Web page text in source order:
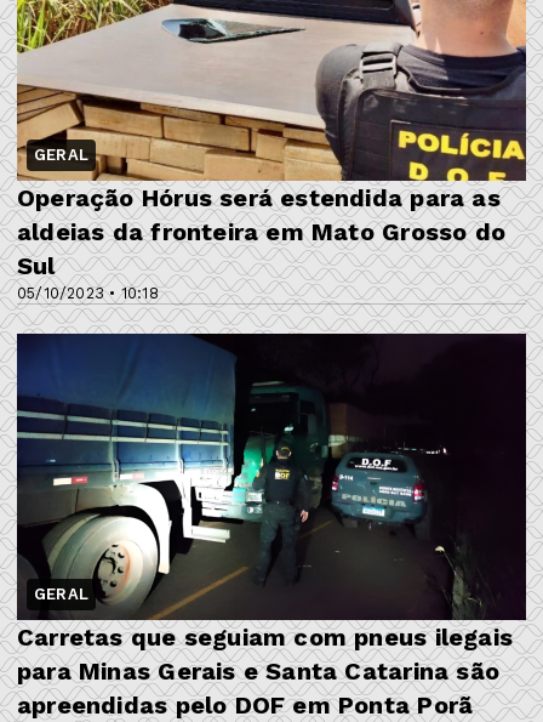
GERAL
05/10/2023 • 10:18
Operação Hórus será estendida para as
aldeias da fronteira em Mato Grosso do
Sul
GERAL
Carretas que seguiam com pneus ilegais
para Minas Gerais e Santa Catarina são
apreendidas pelo DOF em Ponta Porã